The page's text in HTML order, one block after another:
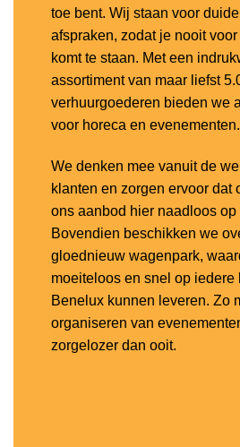
toe bent. Wij staan voor
afspraken, zodat je nooit
komt te staan. Met een
assortiment van maar liefst
verhuurgoederen bieden we
voor horeca en evenementen.
We denken mee vanuit de
klanten en zorgen ervoor dat
ons aanbod hier naadloos op
Bovendien beschikken we
gloednieuw wagenpark,
moeiteloos en snel op iedere
Benelux kunnen leveren. Zo
organiseren van
zorgelozer dan ooit.